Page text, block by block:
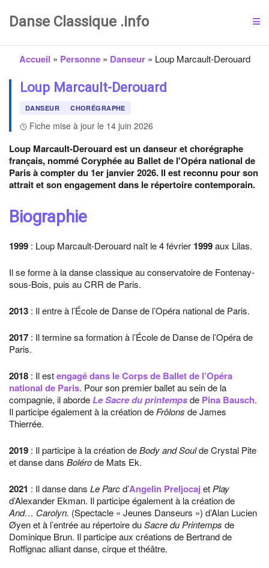
Danse Classique .info
Accueil » Personne» Danseur» Loup Marcault-Derouard
Loup Marcault-Derouard
DANSEUR CHORÉGRAPHE
Fiche mise à jour le 14 juin 2026
Loup Marcault-Derouard est un danseur et chorégraphe
français, nommé Coryphée au Ballet de l'Opéra national de
Paris à compter du 1er janvier 2026. Il est reconnu pour son
attrait et son engagement dans le répertoire contemporain.
Biographie
1999 : Loup Marcault-Derouard naît le 4 février 1999aux Lilas.
Il se forme à la danse classique au conservatoire de Fontenay-
sous-Bois, puis au CRR de Paris.
2013 : Il entre à l’École de Danse de l’Opéra national de Paris.
2017 : Il termine sa formation à l’École de Danse de l’Opéra de
Paris.
2018 : Il estengagé dans le Corps de Ballet de l’Opéra
national de Paris. Pour son premier ballet au sein de la
compagnie, il abordeLe Sacre du printempsde Pina Bausch.
Il participe également à la création de Frôlons de James
Thierrée.
2019 : Il participe à la création deBody and Soulde Crystal Pite
et danse dans Bolérode Mats Ek.
2021 : Il danse dans Le Parcd’Angelin Preljocaj et Play
d’Alexander Ekman. Il participe également à la création de
And… Carolyn. (Spectacle « Jeunes Danseurs ») d’Alan Lucien
Øyen et à l’entrée au répertoire duSacre du Printemps de
Dominique Brun. Il participe aux créations de Bertrand de
Roffignac alliant danse, cirque et théâtre.